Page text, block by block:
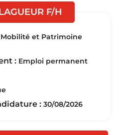
F/H
Mobilité et Patrimoine
: Emploi permanent
: 30/08/2026